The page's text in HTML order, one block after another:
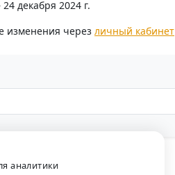
декабря 2024 г.
изменения через личный кабинет
аналитики